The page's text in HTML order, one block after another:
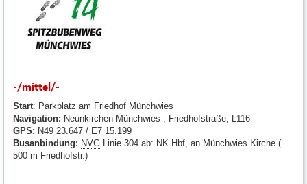
-/mittel/-
Start: Parkplatz am Friedhof Münchwies
Navigation: Neunkirchen Münchwies , Friedhofstraße, L116
GPS: N49 23.647 / E7 15.199
Busanbindung: NVG Linie 304 ab: NK Hbf, an Münchwies Kirche (
500 m Friedhofstr.)